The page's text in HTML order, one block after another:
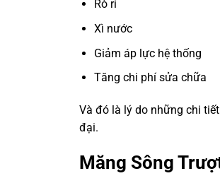
Rò rỉ
Xì nước
Giảm áp lực hệ thống
Tăng chi phí sửa chữa
Và đó là lý do những chi
đại.
Măng Sông